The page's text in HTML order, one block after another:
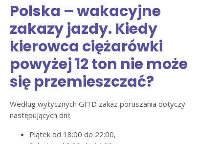
Polska – wakacyjne
zakazy jazdy. Kiedy
kierowca ciężarówki
powyżej 12 ton nie może
się przemieszczać?
Według wytycznych GITD zakaz poruszania dotyczy
następujących dni:
Piątek od 18:00 do 22:00,